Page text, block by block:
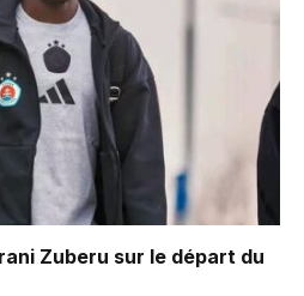
Zuberu sur le départ du